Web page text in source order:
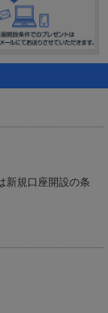
新規口座開設の条